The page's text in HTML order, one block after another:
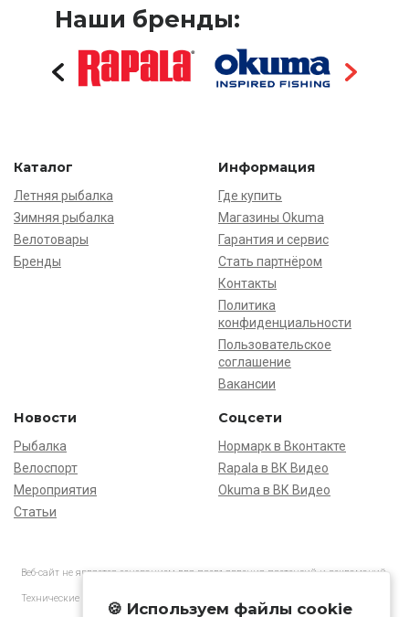
Наши бренды:
Каталог
Летняя рыбалка
Зимняя рыбалка
Велотовары
Бренды
Информация
Где купить
Магазины Okuma
Гарантия и сервис
Стать партнёром
Контакты
Политика
конфиденциальности
Пользовательское
соглашение
Вакансии
Новости
Рыбалка
Велоспорт
Мероприятия
Статьи
Соцсети
Нормарк в Вконтакте
Rapala в ВК Видео
Okuma в ВК Видео
Веб-сайт не является основанием для предъявления претензий и рекламаций,
Технические характеристики товаров могут отличаться от указанных на сайте.
🍪 Используем файлы cookie